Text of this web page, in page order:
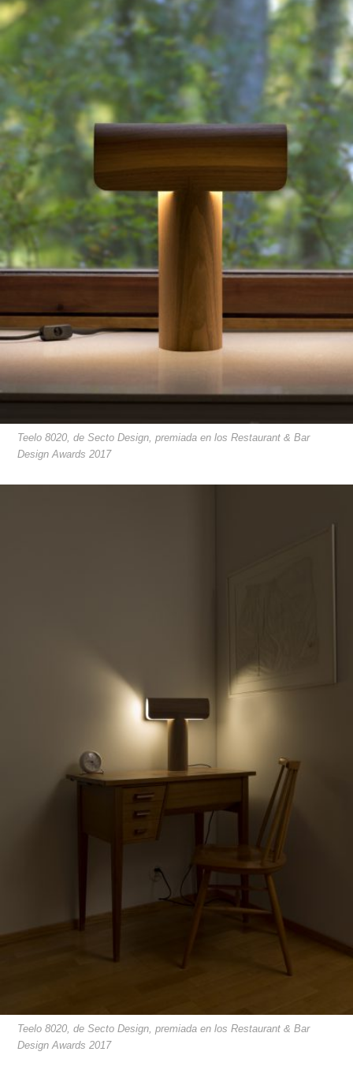
Teelo 8020, de Secto Design, premiada en los Restaurant & Bar
Design Awards 2017
Teelo 8020, de Secto Design, premiada en los Restaurant & Bar
Design Awards 2017